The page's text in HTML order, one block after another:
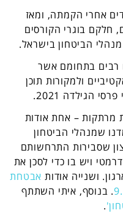
אחרי הקמתה, ומאז
חלקם בוגרי הקורסים
הביטחון בישראל.
רבים בתחומם אשר
ולמקורות תוכן
הגילדה 2021.
מרתקות – אחת אודות
שמנהלי הביטחון
שסבירות התרחשותם
ויש בו כדי לסכן את
ושנייה אודות אבטחת
. בנוסף, איתי השתתף
.